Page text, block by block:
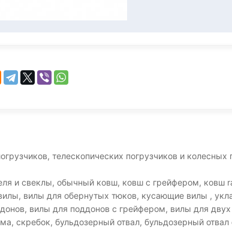
телескопических погрузчиков и колесных
и свеклы, обычный ковш, ковш с грейфером, ковш
вилы для обернутых тюков, кусающие вилы ,
вилы для поддонов с грейфером, вилы для
скребок, бульдозерный отвал, бульдозерный отвал